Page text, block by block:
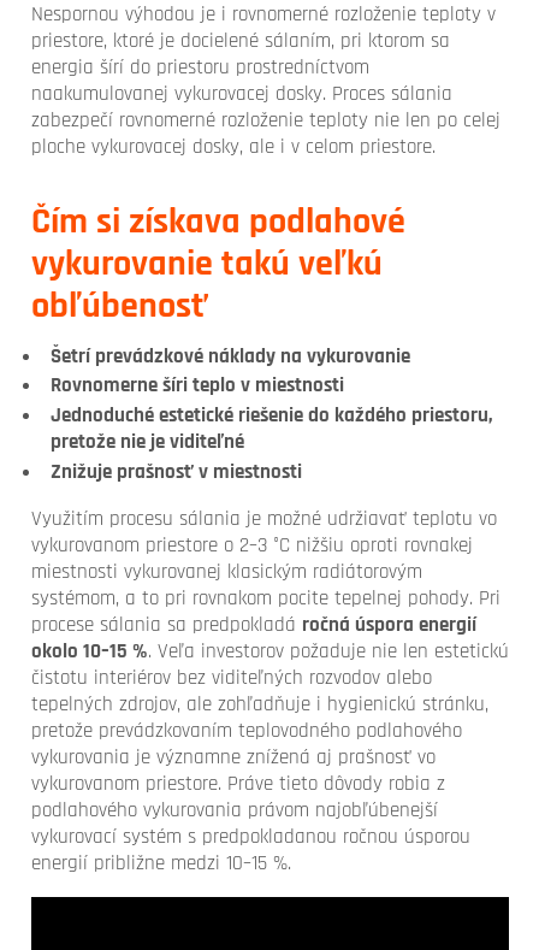
Nespornou výhodou je i rovnomerné rozloženie teploty v
priestore, ktoré je docielené sálaním, pri ktorom sa
energia šírí do priestoru prostredníctvom
naakumulovanej vykurovacej dosky. Proces sálania
zabezpečí rovnomerné rozloženie teploty nie len po celej
ploche vykurovacej dosky, ale i v celom priestore.
Čím si získava podlahové
vykurovanie takú veľkú
obľúbenosť
Šetrí prevádzkové náklady na vykurovanie
Rovnomerne šíri teplo v miestnosti
Jednoduché estetické riešenie do každého priestoru,
pretože nie je viditeľné
Znižuje prašnosť v miestnosti
Využitím procesu sálania je možné udržiavať teplotu vo
vykurovanom priestore o 2–3 °C nižšiu oproti rovnakej
miestnosti vykurovanej klasickým radiátorovým
systémom, a to pri rovnakom pocite tepelnej pohody. Pri
procese sálania sa predpokladá ročná úspora energií
okolo 10–15 %. Veľa investorov požaduje nie len estetickú
čistotu interiérov bez viditeľných rozvodov alebo
tepelných zdrojov, ale zohľadňuje i hygienickú stránku,
pretože prevádzkovaním teplovodného podlahového
vykurovania je významne znížená aj prašnosť vo
vykurovanom priestore. Práve tieto dôvody robia z
podlahového vykurovania právom najobľúbenejší
vykurovací systém s predpokladanou ročnou úsporou
energií približne medzi 10–15 %.